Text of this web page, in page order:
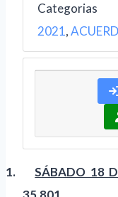
Categorias
2021,
1.
SÁBADO 18